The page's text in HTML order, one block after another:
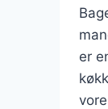
er